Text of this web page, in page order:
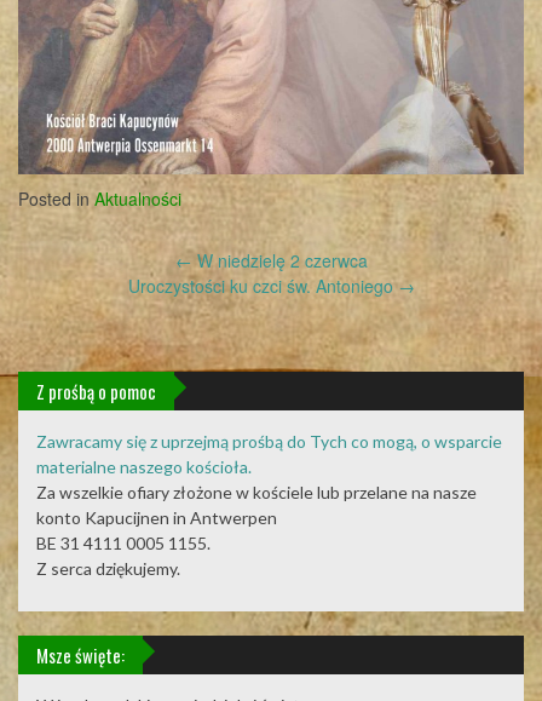
Posted in Aktualności
Post
navigation
← W niedzielę 2 czerwca
Uroczystości ku czci św. Antoniego→
Z prośbą o pomoc
Zawracamy się z uprzejmą prośbą do Tych co mogą, o wsparcie
materialne naszego kościoła.
Za wszelkie ofiary złożone w kościele lub przelane na nasze
konto Kapucijnen in Antwerpen
BE 31 4111 0005 1155.
Z serca dziękujemy.
Msze święte: